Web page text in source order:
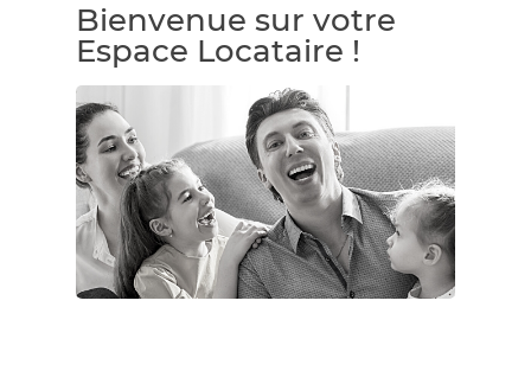
Bienvenue sur votre
Espace Locataire !